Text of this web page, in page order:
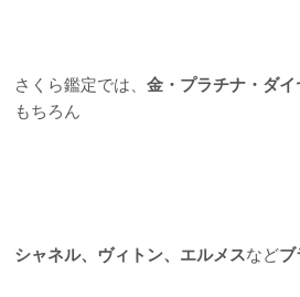
さくら鑑定では、金・プラチナ・ダイ
もちろん
シャネル、ヴィトン、エルメスなどブ